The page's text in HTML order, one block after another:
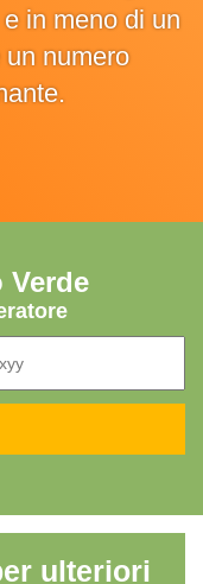
in meno di un
numero
Verde
ulteriori